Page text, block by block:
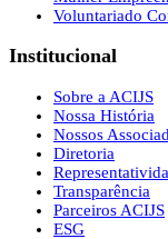
Voluntariado
Institucional
Sobre a ACIJS
Nossa História
Nossos
Diretoria
Transparência
Parceiros ACIJS
ESG